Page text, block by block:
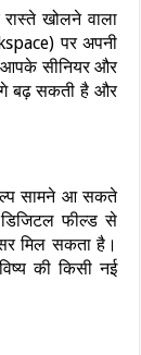
खोलने वाला
पर अपनी
आपके सीनियर और
बढ़ सकती है और
सामने आ सकते
डिजिटल फील्ड से
मिल सकता है।
की किसी नई